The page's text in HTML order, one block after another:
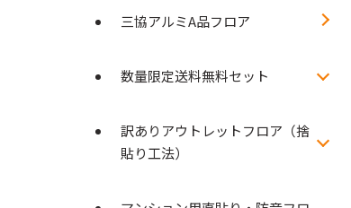
三協アルミA品フロア
数量限定送料無料セット
訳ありアウトレットフロア（捨
貼り工法）